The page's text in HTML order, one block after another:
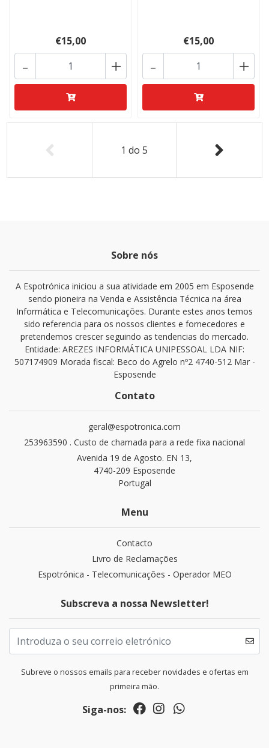
€15,00
+
-
€15,00
+
-
1 do 5
Sobre nós
A Espotrónica iniciou a sua atividade em 2005 em Esposende
sendo pioneira na Venda e Assistência Técnica na área
Informática e Telecomunicações. Durante estes anos temos
sido referencia para os nossos clientes e fornecedores e
pretendemos crescer seguindo as tendencias do mercado.
Entidade: AREZES INFORMÁTICA UNIPESSOAL LDA NIF:
507174909 Morada fiscal: Beco do Agrelo nº2 4740-512 Mar -
Esposende
Contato
geral@espotronica.com
253963590 . Custo de chamada para a rede fixa nacional
Avenida 19 de Agosto. EN 13,
4740-209 Esposende
Portugal
Menu
Contacto
Livro de Reclamações
Espotrónica - Telecomunicações - Operador MEO
Subscreva a nossa Newsletter!
Subreve o nossos emails para receber novidades e ofertas em
primeira mão.
Siga-nos: